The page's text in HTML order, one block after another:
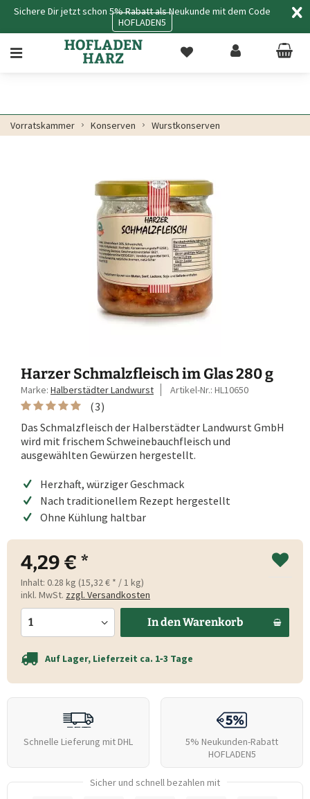
Sichere Dir jetzt schon 5% Rabatt als Neukunde mit dem Code
HOFLADEN5
Vorratskammer Konserven Wurstkonserven
Harzer Schmalzfleisch im Glas 280 g
Marke: Halberstädter Landwurst Artikel-Nr.: HL10650
(3)
Das Schmalzfleisch der Halberstädter Landwurst GmbH
wird mit frischem Schweinebauchfleisch und
ausgewählten Gewürzen hergestellt.
Herzhaft, würziger Geschmack
Nach traditionellem Rezept hergestellt
Ohne Kühlung haltbar
4,29 € *
Inhalt: 0.28 kg (15,32 € * / 1 kg)
inkl. MwSt. zzgl. Versandkosten
In denWarenkorb
Auf Lager, Lieferzeit ca. 1‑3 Tage
Schnelle Lieferung mit DHL
5% Neukunden-Rabatt
HOFLADEN5
Sicher und schnell bezahlen mit